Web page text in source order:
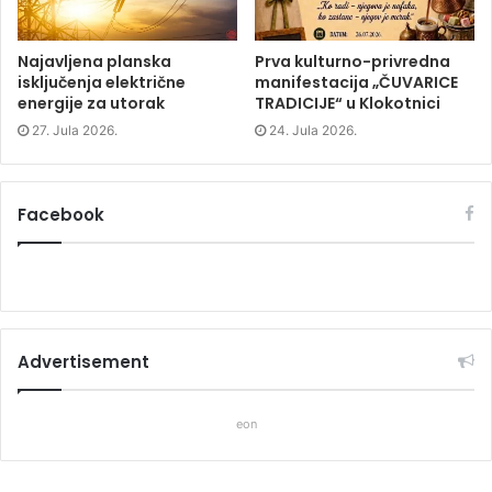
Najavljena planska
isključenja električne
energije za utorak
27. Jula 2026.
Prva kulturno-privredna
manifestacija „ČUVARICE
TRADICIJE“ u Klokotnici
24. Jula 2026.
Facebook
Advertisement
eon